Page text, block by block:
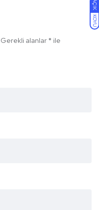
AÇIK
KOYU
Gerekli alanlar * ile